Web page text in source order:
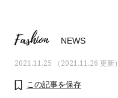
Fashion NEWS
2021.11.25 （2021.11.26 更新）
この記事を保存